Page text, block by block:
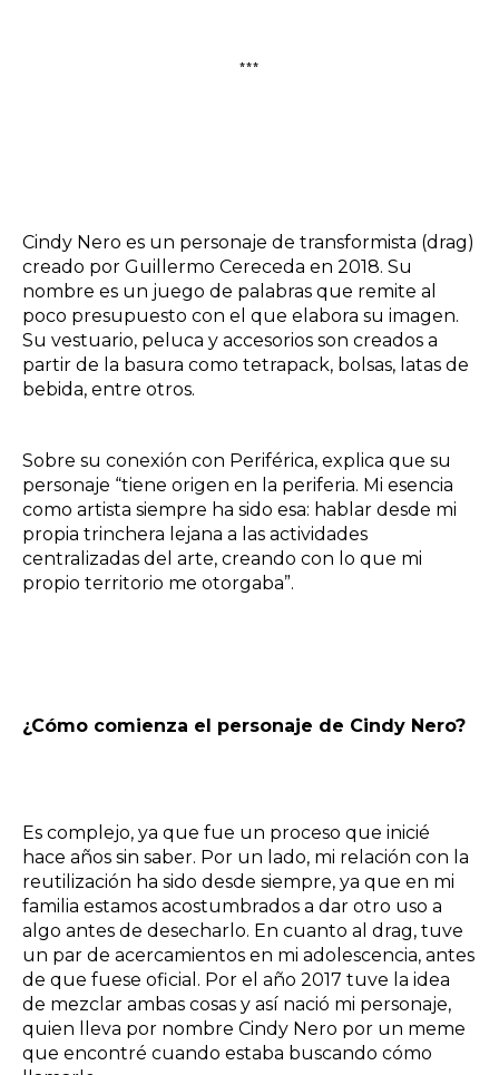
***
Cindy Nero es un personaje de transformista (drag)
creado por Guillermo Cereceda en 2018. Su
nombre es un juego de palabras que remite al
poco presupuesto con el que elabora su imagen.
Su vestuario, peluca y accesorios son creados a
partir de la basura como tetrapack, bolsas, latas de
bebida, entre otros.
Sobre su conexión con Periférica, explica que su
personaje “tiene origen en la periferia. Mi esencia
como artista siempre ha sido esa: hablar desde mi
propia trinchera lejana a las actividades
centralizadas del arte, creando con lo que mi
propio territorio me otorgaba”.
¿Cómo comienza el personaje de Cindy Nero?
Es complejo, ya que fue un proceso que inicié
hace años sin saber. Por un lado, mi relación con la
reutilización ha sido desde siempre, ya que en mi
familia estamos acostumbrados a dar otro uso a
algo antes de desecharlo. En cuanto al drag, tuve
un par de acercamientos en mi adolescencia, antes
de que fuese oficial. Por el año 2017 tuve la idea
de mezclar ambas cosas y así nació mi personaje,
quien lleva por nombre Cindy Nero por un meme
que encontré cuando estaba buscando cómo